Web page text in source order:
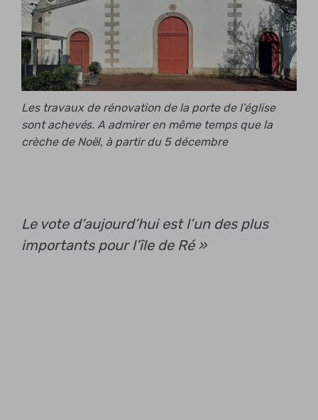
Les travaux de rénovation de la porte de l’église
sont achevés. A admirer en même temps que la
crèche de Noël, à partir du 5 décembre
Le vote d’aujourd’hui est l’un des plus
importants pour l’île de Ré »